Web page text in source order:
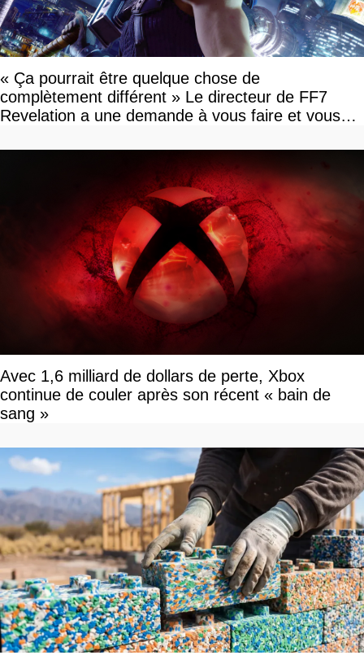
« Ça pourrait être quelque chose de
complètement différent » Le directeur de FF7
Revelation a une demande à vous faire et vous
Avec 1,6 milliard de dollars de perte, Xbox
continue de couler après son récent « bain de
sang »